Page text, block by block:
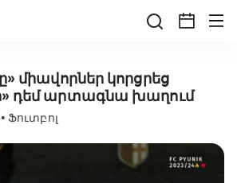
միավորներ կորցրեց
դեմ արտագնա խաղում
•Ֆուտբոլ